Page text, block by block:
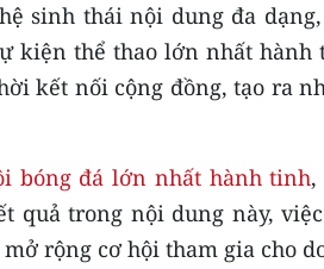
sinh thái nội dung đa
kiện thể thao lớn nhất hành
kết nối cộng đồng, tạo ra
bóng đá lớn nhất hành tinh,
quả trong nội dung này,
rộng cơ hội tham gia cho